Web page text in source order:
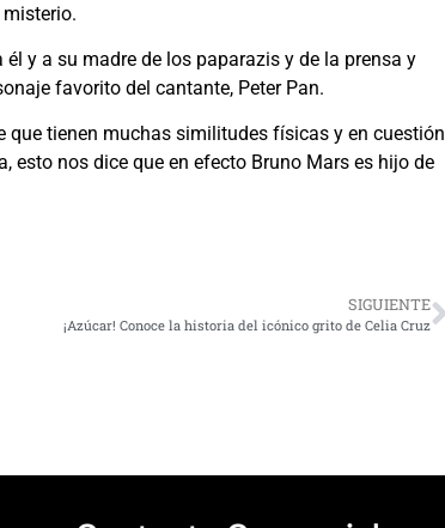
y a su madre de los paparazis y de la prensa y
favorito del cantante, Peter Pan.
tienen muchas similitudes físicas y en cuestión
esto nos dice que en efecto Bruno Mars es hijo de
SIGUIENTE
¡Azúcar! Conoce la historia del icónico grito de Celia Cruz